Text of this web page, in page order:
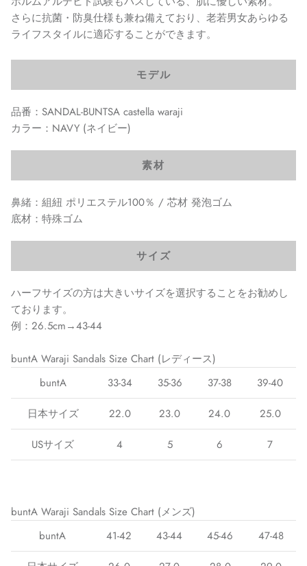
さらに抗菌・防臭仕様も兼ね備えており、老若男女あらゆる
ライフスタイルに適応することができます。
モデル
品番：SANDAL-BUNTSA castella waraji
カラー：NAVY (ネイビー)
素材
鼻緒：組紐 ポリエステル100％ / 芯材 発泡ゴム
底材：特殊ゴム
サイズ
ハーフサイズの方は大きいサイズを選択することをお勧めし
ております。
例：26.5cm→43-44
buntA Waraji Sandals Size Chart (レディース)
buntA
33-34 35-36 37-38 39-40
日本サイズ 22.0 23.0 24.0 25.0
USサイズ 4 5 6 7
buntA Waraji Sandals Size Chart (メンズ)
buntA
41-42 43-44 45-46 47-48